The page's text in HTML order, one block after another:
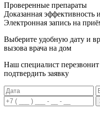
Проверенные препараты
Доказанная эффективность
Электронная запись на
Выберите удобную дату и
вызова врача на дом
Наш специалист
подтвердить заявку